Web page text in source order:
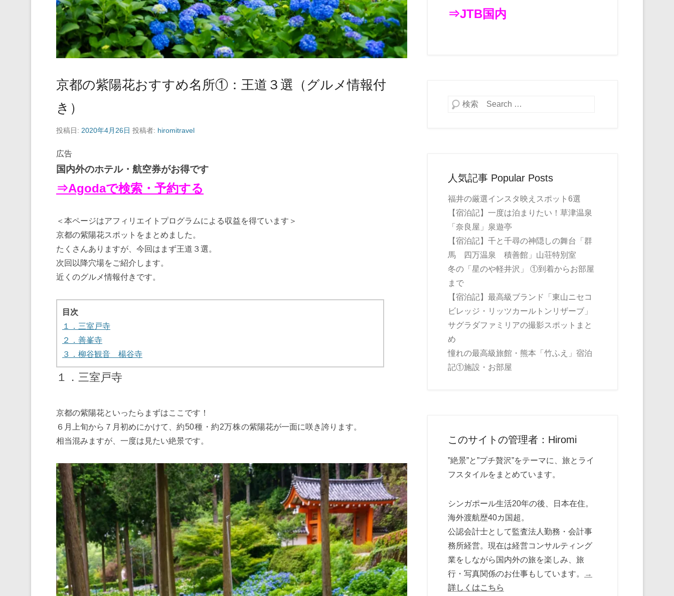
京都の紫陽花おすすめ名所①：王道３選（グルメ情報付
き）
投稿日: 2020年4月26日 投稿者: hiromitravel
広告
国内外のホテル・航空券がお得です
⇒Agodaで検索・予約する
＜本ページはアフィリエイトプログラムによる収益を得ています＞
京都の紫陽花スポットをまとめました。
たくさんありますが、今回はまず王道３選。
次回以降穴場をご紹介します。
近くのグルメ情報付きです。
目次
１．三室戸寺
２．善峯寺
３．柳谷観音 楊谷寺
１．三室戸寺
京都の紫陽花といったらまずはここです！
６月上旬から７月初めにかけて、 約50種・約2万株の紫陽花が一面に咲き誇ります。
相当混みますが、一度は見たい絶景です。
⇒JTB国内
検索
人気記事 Popular Posts
福井の厳選インスタ映えスポット6選
【宿泊記】一度は泊まりたい！草津温泉
「奈良屋」泉遊亭
【宿泊記】千と千尋の神隠しの舞台「群
馬 四万温泉 積善館」山荘特別室
冬の「星のや軽井沢」 ①到着からお部屋
まで
【宿泊記】最高級ブランド「東山ニセコ
ビレッジ・リッツカールトンリザーブ」
サグラダファミリアの撮影スポットまと
め
憧れの最高級旅館・熊本「竹ふえ」宿泊
記①施設・お部屋
このサイトの管理者：Hiromi
”絶景”と”プチ贅沢”をテーマに、旅とライ
フスタイルをまとめています。
シンガポール生活20年の後、日本在住。
海外渡航歴40カ国超。
公認会計士として監査法人勤務・会計事
務所経営。現在は経営コンサルティング
業をしながら国内外の旅を楽しみ、旅
行・写真関係のお仕事もしています。
→
詳しくはこちら